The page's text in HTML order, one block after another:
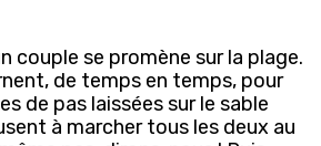
couple se promène sur la plage.
de temps en temps, pour
de pas laissées sur le sable
à marcher tous les deux au